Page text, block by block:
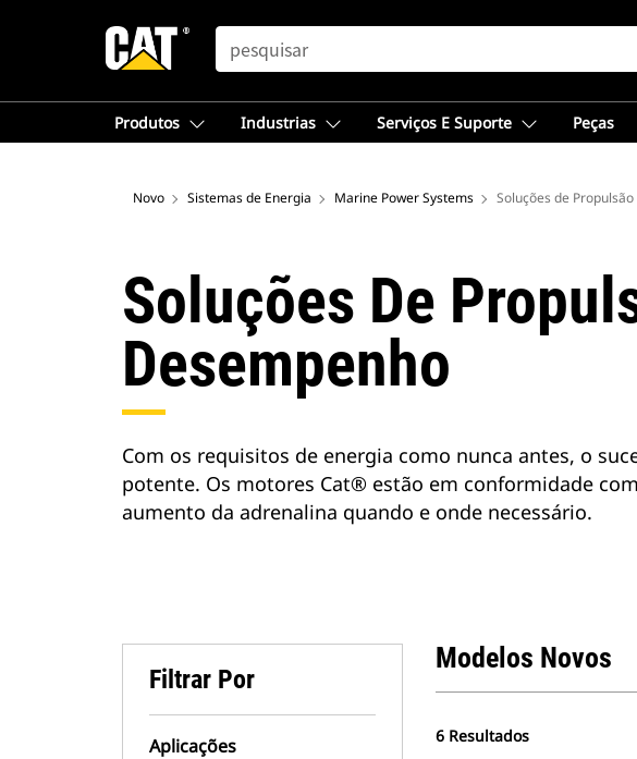
SEARCH
Produtos Industrias Serviços E Suporte Peças
Novo Sistemas de Energia Marine Power Systems Soluções de
Soluções De
Desempenho
Com os requisitos de energia como nunca antes, o
potente. Os motores Cat® estão em conformidade
aumento da adrenalina quando e onde necessário.
Filtrar Por
Aplicações
Modelos Novos
6 Resultados